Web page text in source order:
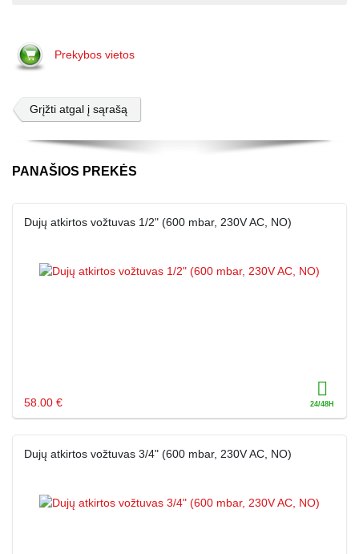
Prekybos vietos
Grįžti atgal į sąrašą
PANAŠIOS PREKĖS
Dujų atkirtos vožtuvas 1/2" (600 mbar, 230V AC, NO)
58.00 €
Dujų atkirtos vožtuvas 3/4" (600 mbar, 230V AC, NO)